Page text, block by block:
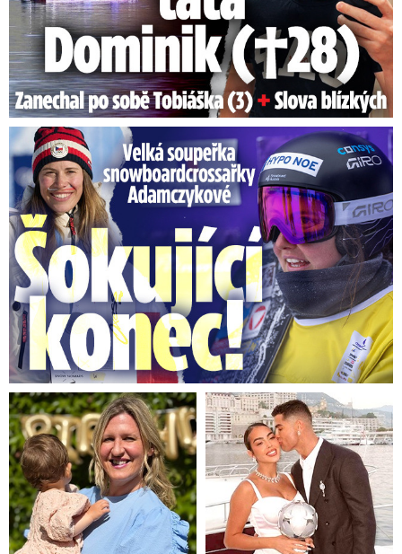
Velká soupeřka Adamczykové: Šokující konec!